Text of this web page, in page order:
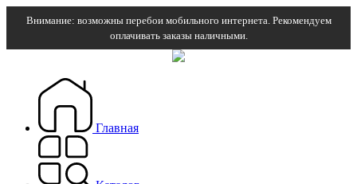
Внимание: возможны перебои мобильного интернета. Рекомендуем
оплачивать заказы наличными.
Главная